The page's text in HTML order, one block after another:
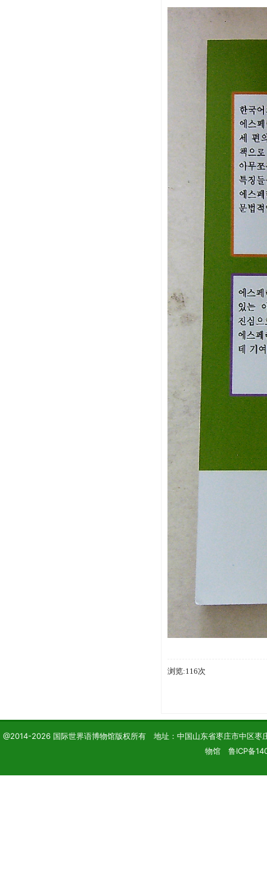
浏览:116次
@2014-2026 国际世界语博物馆版权所有 地址：中国山东省枣庄市中区
物馆 鲁ICP备